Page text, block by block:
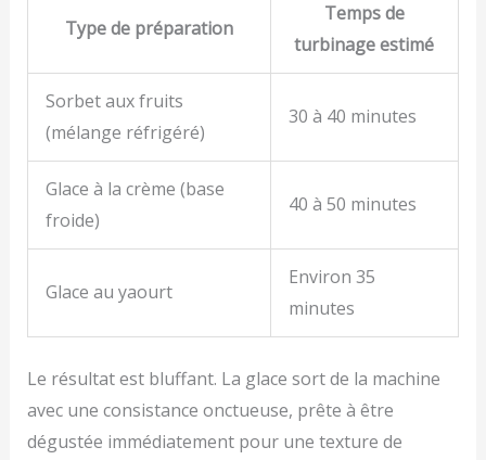
Type de préparation
Temps de
turbinage estimé
Sorbet aux fruits
(mélange réfrigéré)
30 à 40 minutes
Glace à la crème (base
froide)
40 à 50 minutes
Glace au yaourt
Environ 35
minutes
Le résultat est bluffant. La glace sort de la machine
avec une consistance onctueuse, prête à être
dégustée immédiatement pour une texture de